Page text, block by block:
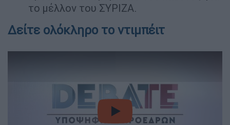
το μέλλον του ΣΥΡΙΖΑ.
Δείτε ολόκληρο το ντιμπέιτ
video